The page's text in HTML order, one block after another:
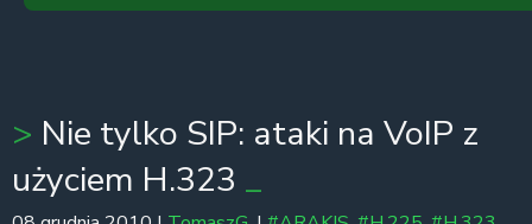
Nie tylko SIP: ataki na VoIP z
użyciem H.323